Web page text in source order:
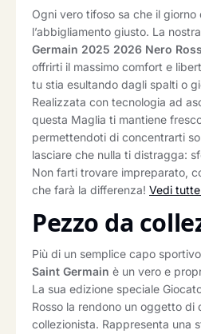
Ogni vero tifoso sa che il
l’abbigliamento giusto. La nostra
Germain 2025 2026 Nero
offrirti il massimo comfort e
tu stia esultando dagli spalti o
Realizzata con tecnologia ad
questa Maglia ti mantiene
permettendoti di concentrarti
lasciare che nulla ti distragga:
Non farti trovare impreparato,
che farà la differenza! Vedi
Pezzo da
Più di un semplice capo
Saint Germain è un vero e
La sua edizione speciale
Rosso la rendono un oggetto di
collezionista. Rappresenta una